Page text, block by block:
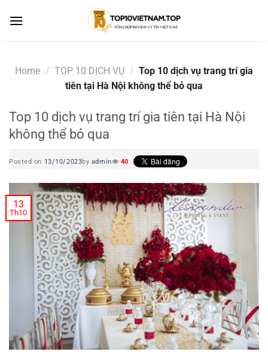
Home / TOP 10 DỊCH VỤ / Top 10 dịch vụ trang trí gia
tiên tại Hà Nội không thể bỏ qua
Top 10 dịch vụ trang trí gia tiên tại Hà Nội
không thể bỏ qua
Posted on 13/10/2023by admin 40
13
Th10